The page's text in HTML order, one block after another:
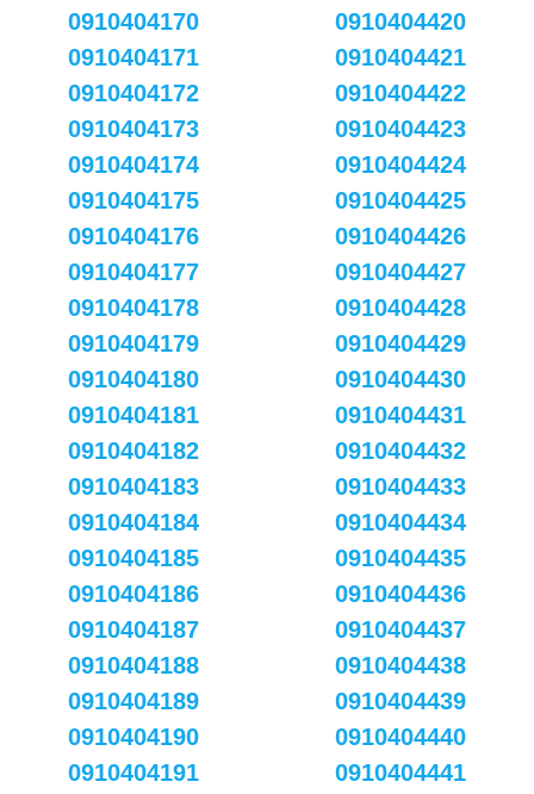
0910404170
0910404171
0910404172
0910404173
0910404174
0910404175
0910404176
0910404177
0910404178
0910404179
0910404180
0910404181
0910404182
0910404183
0910404184
0910404185
0910404186
0910404187
0910404188
0910404189
0910404190
0910404191
0910404420
0910404421
0910404422
0910404423
0910404424
0910404425
0910404426
0910404427
0910404428
0910404429
0910404430
0910404431
0910404432
0910404433
0910404434
0910404435
0910404436
0910404437
0910404438
0910404439
0910404440
0910404441